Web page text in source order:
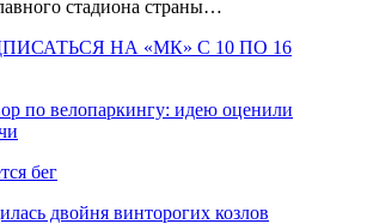
стадиона страны…
НА «МК» С 10 ПО 16
по велопаркингу: идею оценили
бег
двойня винторогих козлов